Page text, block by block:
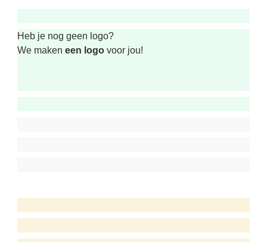
Heb je nog geen logo?
We maken een logo voor jou!